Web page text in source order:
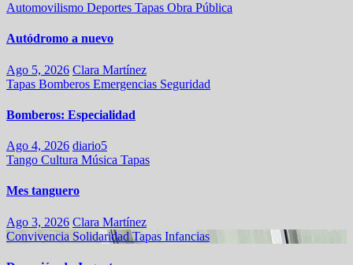
Automovilismo Deportes Tapas Obra Pública
Autódromo a nuevo
Ago 5, 2026 Clara Martínez
Tapas Bomberos Emergencias Seguridad
Bomberos: Especialidad
Ago 4, 2026 diario5
Tango Cultura Música Tapas
Mes tanguero
Ago 3, 2026 Clara Martínez
Convivencia SolidaridadTapas Infancias